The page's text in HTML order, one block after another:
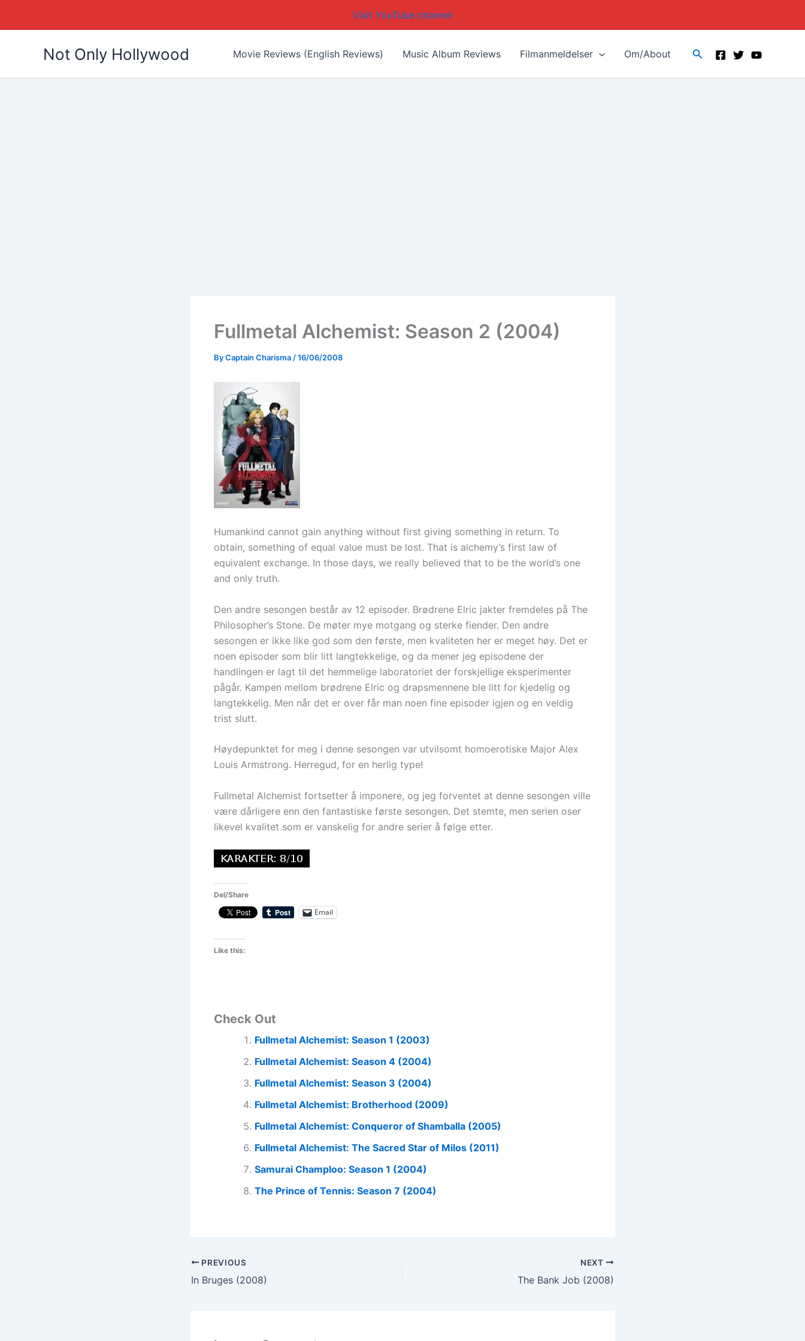
Visit YouTube channel
Not Only Hollywood Movie Reviews (English Reviews) Music Album Reviews Filmanmeldelser Om/About Search
Fullmetal Alchemist: Season 2 (2004)
ByCaptain Charisma/16/06/2008
Humankind cannot gain anything without first giving something in return. To
obtain, something of equal value must be lost. That is alchemy’s first law of
equivalent exchange. In those days, we really believed that to be the world’s one
and only truth.
Den andre sesongen består av 12 episoder. Brødrene Elric jakter fremdeles på The
Philosopher’s Stone. De møter mye motgang og sterke fiender. Den andre
sesongen er ikke like god som den første, men kvaliteten her er meget høy. Det er
noen episoder som blir litt langtekkelige, og da mener jeg episodene der
handlingen er lagt til det hemmelige laboratoriet der forskjellige eksperimenter
pågår. Kampen mellom brødrene Elric og drapsmennene ble litt for kjedelig og
langtekkelig. Men når det er over får man noen fine episoder igjen og en veldig
trist slutt.
Høydepunktet for meg i denne sesongen var utvilsomt homoerotiske Major Alex
Louis Armstrong. Herregud, for en herlig type!
Fullmetal Alchemist fortsetter å imponere, og jeg forventet at denne sesongen ville
være dårligere enn den fantastiske første sesongen. Det stemte, men serien oser
likevel kvalitet som er vanskelig for andre serier å følge etter.
Del/Share
Email
Like this:
Check Out
Fullmetal Alchemist: Season 1 (2003)
Fullmetal Alchemist: Season 4 (2004)
Fullmetal Alchemist: Season 3 (2004)
Fullmetal Alchemist: Brotherhood (2009)
Fullmetal Alchemist: Conqueror of Shamballa (2005)
Fullmetal Alchemist: The Sacred Star of Milos (2011)
Samurai Champloo: Season 1 (2004)
The Prince of Tennis: Season 7 (2004)
PREVIOUS
In Bruges (2008)
NEXT
The Bank Job (2008)